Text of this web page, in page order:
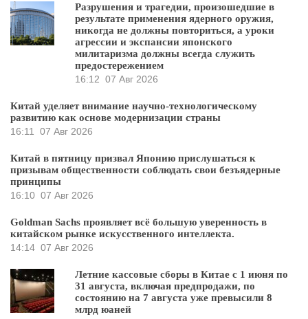
Разрушения и трагедии, произошедшие в
результате применения ядерного оружия,
никогда не должны повториться, а уроки
агрессии и экспансии японского
милитаризма должны всегда служить
предостережением
16:12 07 Авг 2026
Китай уделяет внимание научно-технологическому
развитию как основе модернизации страны
16:11
07 Авг 2026
Китай в пятницу призвал Японию прислушаться к
призывам общественности соблюдать свои безъядерные
принципы
16:10 07 Авг 2026
Goldman Sachs проявляет всё большую уверенность в
китайском рынке искусственного интеллекта.
14:14 07 Авг 2026
Летние кассовые сборы в Китае с 1 июня по
31 августа, включая предпродажи, по
состоянию на 7 августа уже превысили 8
млрд юаней